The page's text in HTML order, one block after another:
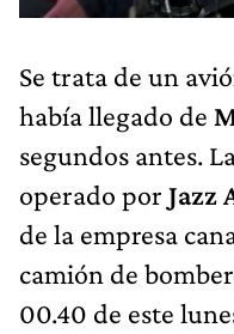
Se trata de un
había llegado de
segundos antes.
operado por Jazz
de la empresa
camión de
00.40 de este